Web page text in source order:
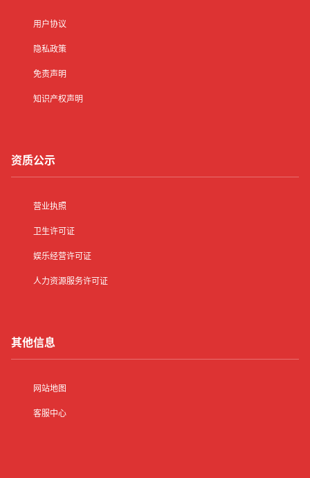
用户协议
隐私政策
免责声明
知识产权声明
资质公示
营业执照
卫生许可证
娱乐经营许可证
人力资源服务许可证
其他信息
网站地图
客服中心